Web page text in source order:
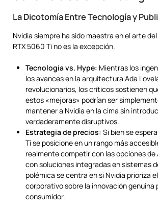
La Dicotomía Entre Tecnología y
Nvidia siempre ha sido maestra en el arte
RTX 5060 Ti no es la excepción.
Tecnología vs. Hype: Mientras los
los avances en la arquitectura Ada
revolucionarios, los críticos sostienen
estos «mejoras» podrían ser
mantener a Nvidia en la cima sin
verdaderamente disruptivos.
Estrategia de precios: Si bien se
Ti se posicione en un rango más
realmente competir con las opciones de
con soluciones integradas en sistemas
polémica se centra en si Nvidia prioriza
corporativo sobre la innovación genuina
consumidor.